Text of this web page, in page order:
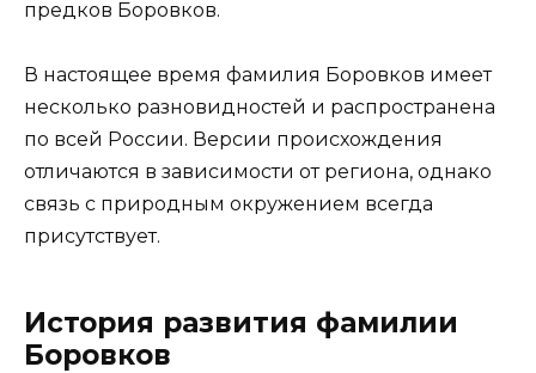
предков Боровков.
В настоящее время фамилия Боровков имеет
несколько разновидностей и распространена
по всей России. Версии происхождения
отличаются в зависимости от региона, однако
связь с природным окружением всегда
присутствует.
История развития фамилии
Боровков